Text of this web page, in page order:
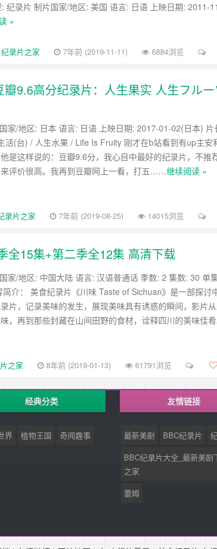
纪录片 制片国家/地区: 美国 语言: 日语 上映日期: 2011-
»
纪录片之家 7年前 (2019-11-11) 6884浏览
9.6高分纪录片：人生果实 人生フルー
家/地区: 日本 语言: 日语 上映日期: 2017-01-02(日本) 片
活(台) / 人生水果 / Life Is Fruity 刚才在b站看到有up主安
是这样说的：豆瓣9.6分，我心目中最好的纪录片，不推
评价很高。我再到豆瓣网上一看，打五……继续阅读 »
录片之家 7年前 (2019-08-25) 14015浏览
全15集+第二季全12集 高清下载
家/地区: 中国大陆 语言: 汉语普通话 季数: 2 集数: 30 单
介： 美食纪录片《川味 Taste of Sichuan》是一部探讨
片，记录美味的发生，展现美味具有诱惑的瞬间，影片
，再到那些封藏在山间田野的食材，诠释四川的美味佳
之家 8年前 (2019-01-13) 61791浏览
经典分类
界 植物王国 奇闻趣事
友情链接
最新美剧 BBC纪录片
BBC纪录片大全_最新美剧
之家
蕾姆